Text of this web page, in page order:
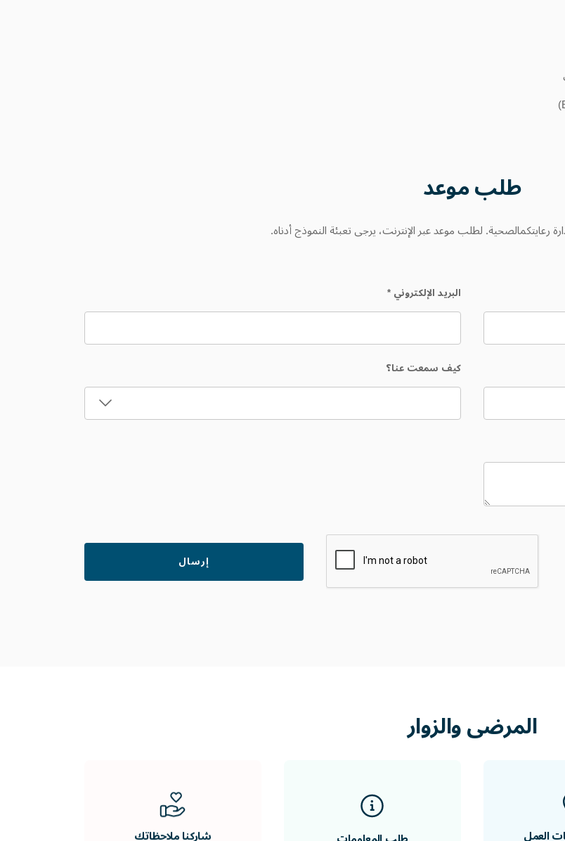
طلبموعد
رعايتكمالصحية. لطلب موعد عبر الإنترنت، يرجى تعبئة النموذج أدناه.
البريد الإلكتروني*
كيف سمعت عنا؟
المرضىوالزوار
العمل شاركنا ملاحظاتك